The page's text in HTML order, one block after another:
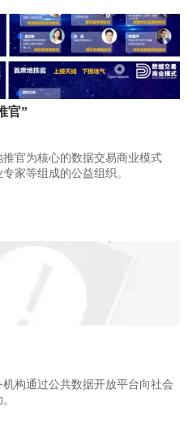
官”
官为核心的数据交易商业模式
家等组成的公益组织。
构通过公共数据开放平台向社会